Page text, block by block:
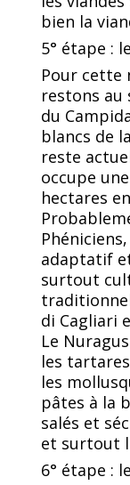
bien la
5° étape :
Pour cette
restons au
du
blancs de
reste
occupe
hectares
adaptatif
surtout
di Cagliari
Le
les
les
pâtes à la
salés et
et surtout
6° étape :